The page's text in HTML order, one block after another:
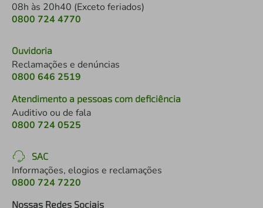
08h às 20h40 (Exceto feriados)
0800 724 4770
Ouvidoria
Reclamações e denúncias
0800 646 2519
Atendimento a pessoas com deficiência
Auditivo ou de fala
0800 724 0525
SAC
Informações, elogios e reclamações
0800 724 7220
Nossas Redes Sociais